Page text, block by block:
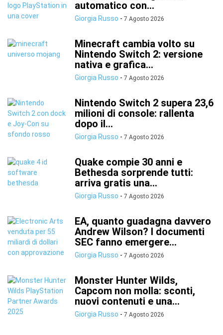
automatico con...
Giorgia Russo - 7 Agosto 2026
Minecraft cambia volto su
Nintendo Switch 2: versione
nativa e grafica...
Giorgia Russo - 7 Agosto 2026
Nintendo Switch 2 supera 23,6
milioni di console: rallenta
dopo il...
Giorgia Russo - 7 Agosto 2026
Quake compie 30 anni e
Bethesda sorprende tutti:
arriva gratis una...
Giorgia Russo - 7 Agosto 2026
EA, quanto guadagna davvero
Andrew Wilson? I documenti
SEC fanno emergere...
Giorgia Russo - 7 Agosto 2026
Monster Hunter Wilds,
Capcom non molla: sconti,
nuovi contenuti e una...
Giorgia Russo - 7 Agosto 2026